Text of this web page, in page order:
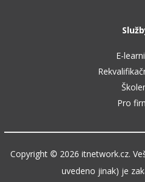
E-
Pro
Copyright © 2026 itnetwork.cz.
uvedeno jinak) je